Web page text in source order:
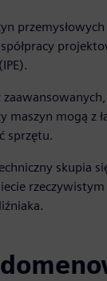
maszyn mogą z
sprzętu.
skupia